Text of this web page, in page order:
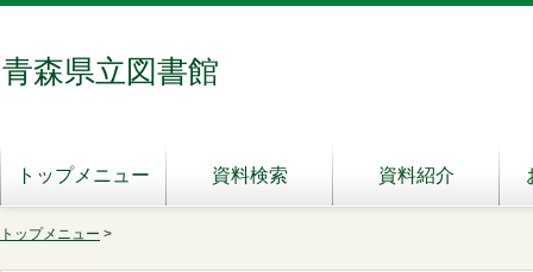
青森県立図書館
トップメニュー 資料検索 資料紹介
トップメニュー >